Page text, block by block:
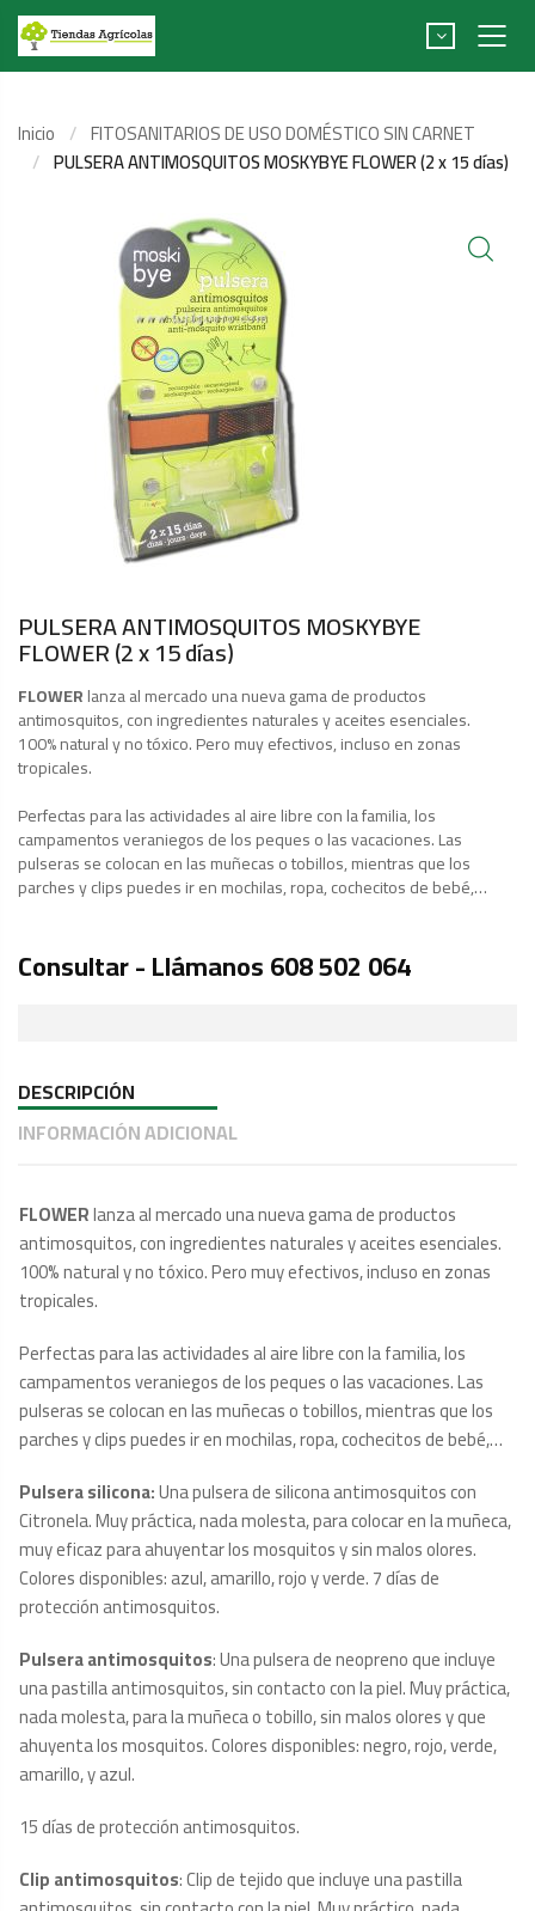
Inicio
FITOSANITARIOS DE USO DOMÉSTICO SIN CARNET
PULSERA ANTIMOSQUITOS MOSKYBYE FLOWER (2 x 15 días)
PULSERA ANTIMOSQUITOS MOSKYBYE
FLOWER (2 x 15 días)
FLOWERlanza al mercado una nueva gama de productos
antimosquitos, con ingredientes naturales y aceites esenciales.
100% natural y no tóxico. Pero muy efectivos, incluso en zonas
tropicales.
Perfectas para las actividades al aire libre con la familia, los
campamentos veraniegos de los peques o las vacaciones. Las
pulseras se colocan en las muñecas o tobillos, mientras que los
parches y clips puedes ir en mochilas, ropa, cochecitos de bebé,…
Consultar - Llámanos 608 502 064
DESCRIPCIÓN
INFORMACIÓN ADICIONAL
FLOWERlanza al mercado una nueva gama de productos
antimosquitos, con ingredientes naturales y aceites esenciales.
100% natural y no tóxico. Pero muy efectivos, incluso en zonas
tropicales.
Perfectas para las actividades al aire libre con la familia, los
campamentos veraniegos de los peques o las vacaciones. Las
pulseras se colocan en las muñecas o tobillos, mientras que los
parches y clips puedes ir en mochilas, ropa, cochecitos de bebé,…
Pulsera silicona:Una pulsera de silicona antimosquitos con
Citronela. Muy práctica, nada molesta, para colocar en la muñeca,
muy eficaz para ahuyentar los mosquitos y sin malos olores.
Colores disponibles: azul, amarillo, rojo y verde. 7 días de
protección antimosquitos.
Pulsera antimosquitos: Una pulsera de neopreno que incluye
una pastilla antimosquitos, sin contacto con la piel. Muy práctica,
nada molesta, para la muñeca o tobillo, sin malos olores y que
ahuyenta los mosquitos. Colores disponibles: negro, rojo, verde,
amarillo, y azul.
15 días de protección antimosquitos.
Clip antimosquitos: Clip de tejido que incluye una pastilla